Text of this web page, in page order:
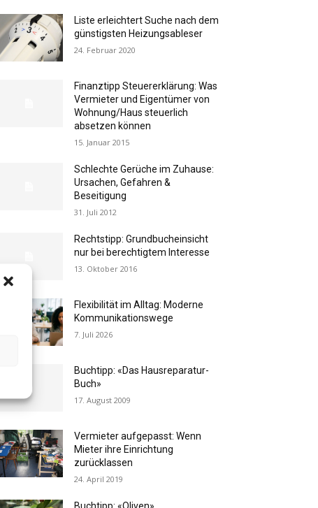
Liste erleichtert Suche nach dem
günstigsten Heizungsableser
24. Februar 2020
Finanztipp Steuererklärung: Was
Vermieter und Eigentümer von
Wohnung/Haus steuerlich
absetzen können
15. Januar 2015
Schlechte Gerüche im Zuhause:
Ursachen, Gefahren &
Beseitigung
31. Juli 2012
Rechtstipp: Grundbucheinsicht
nur bei berechtigtem Interesse
13. Oktober 2016
Flexibilität im Alltag: Moderne
Kommunikationswege
7. Juli 2026
Buchtipp: «Das Hausreparatur-
Buch»
17. August 2009
Vermieter aufgepasst: Wenn
Mieter ihre Einrichtung
zurücklassen
24. April 2019